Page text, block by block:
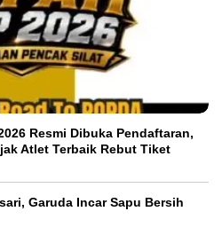
Resmi Dibuka Pendaftaran,
Atlet Terbaik Rebut Tiket
Garuda Incar Sapu Bersih